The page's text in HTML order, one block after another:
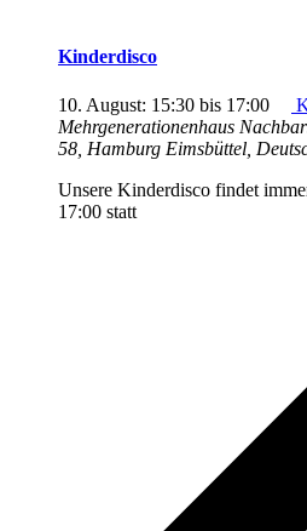
Kinderdisco
10. August: 15:30 bis 17:00
Mehrgenerationenhaus
58, Hamburg Eimsbüttel,
Unsere Kinderdisco findet
17:00 statt